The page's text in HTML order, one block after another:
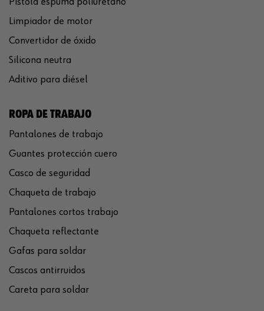
Limpiador de motor
Convertidor de óxido
Silicona neutra
Aditivo para diésel
ROPA DE TRABAJO
Pantalones de trabajo
Guantes protección cuero
Casco de seguridad
Chaqueta de trabajo
Pantalones cortos trabajo
Chaqueta reflectante
Gafas para soldar
Cascos antirruidos
Careta para soldar